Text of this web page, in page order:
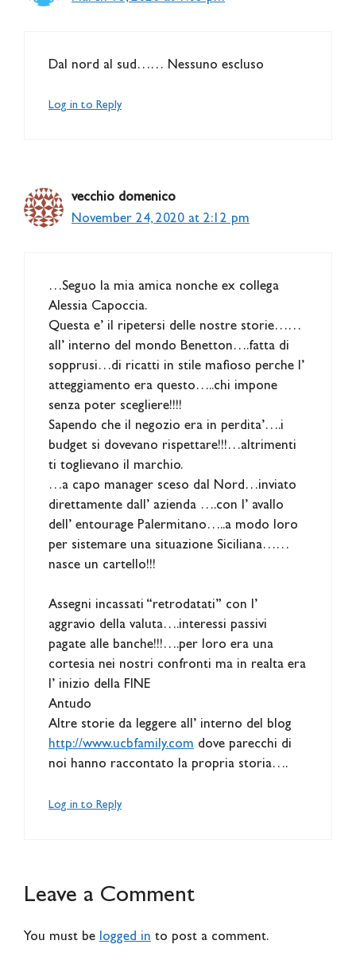
Dal nord al sud…… Nessuno escluso
Log in to Reply
vecchio domenico
November 24, 2020 at 2:12 pm
…Seguo la mia amica nonche ex collega
Alessia Capoccia.
Questa e’ il ripetersi delle nostre storie……
all’ interno del mondo Benetton….fatta di
sopprusi…di ricatti in stile mafioso perche l’
atteggiamento era questo…..chi impone
senza poter scegliere!!!!
Sapendo che il negozio era in perdita’….i
budget si dovevano rispettare!!!…altrimenti
ti toglievano il marchio.
…a capo manager sceso dal Nord…inviato
direttamente dall’ azienda ….con l’ avallo
dell’ entourage Palermitano…..a modo loro
per sistemare una situazione Siciliana……
nasce un cartello!!!
Assegni incassati “retrodatati” con l’
aggravio della valuta….interessi passivi
pagate alle banche!!!….per loro era una
cortesia nei nostri confronti ma in realta era
l’ inizio della FINE
Antudo
Altre storie da leggere all’ interno del blog
http://www.ucbfamily.com dove parecchi di
noi hanno raccontato la propria storia….
Log in to Reply
Leave a Comment
You must be logged in to post a comment.